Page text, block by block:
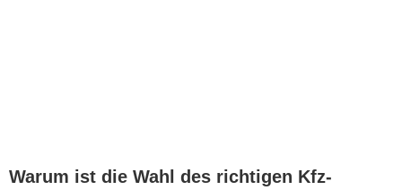
Warum ist die Wahl des richtigen Kfz-